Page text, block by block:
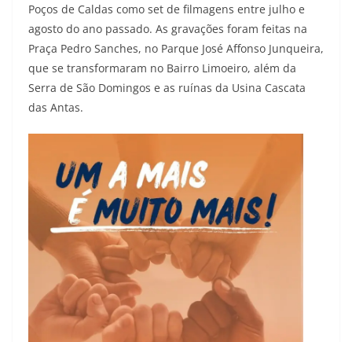
Poços de Caldas como set de filmagens entre julho e
agosto do ano passado. As gravações foram feitas na
Praça Pedro Sanches, no Parque José Affonso Junqueira,
que se transformaram no Bairro Limoeiro, além da
Serra de São Domingos e as ruínas da Usina Cascata
das Antas.